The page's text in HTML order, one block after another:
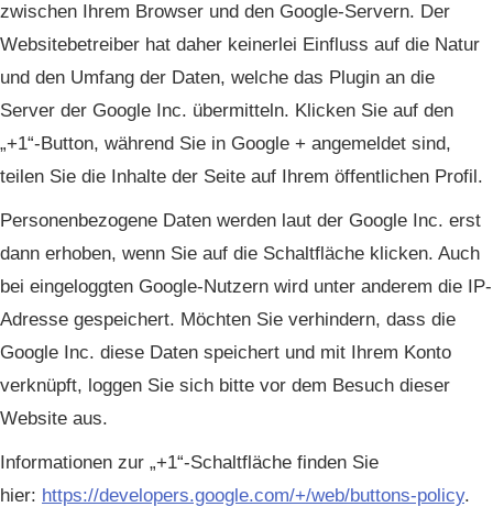
zwischen Ihrem Browser und den Google-Servern. Der
Websitebetreiber hat daher keinerlei Einfluss auf die Natur
und den Umfang der Daten, welche das Plugin an die
Server der Google Inc. übermitteln. Klicken Sie auf den
„+1“-Button, während Sie in Google + angemeldet sind,
teilen Sie die Inhalte der Seite auf Ihrem öffentlichen Profil.
Personenbezogene Daten werden laut der Google Inc. erst
dann erhoben, wenn Sie auf die Schaltfläche klicken. Auch
bei eingeloggten Google-Nutzern wird unter anderem die IP-
Adresse gespeichert. Möchten Sie verhindern, dass die
Google Inc. diese Daten speichert und mit Ihrem Konto
verknüpft, loggen Sie sich bitte vor dem Besuch dieser
Website aus.
Informationen zur „+1“-Schaltfläche finden Sie
hier: https://developers.google.com/+/web/buttons-policy.